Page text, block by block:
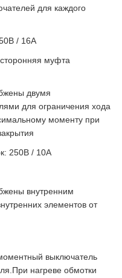
для каждого
/ 16A
муфта
двумя
для ограничения хода
моменту при
250В / 10A
внутренним
элементов от
выключатель
нагреве обмотки